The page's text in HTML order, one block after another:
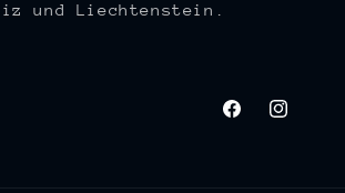
und Liechtenstein.
FacebookInstagram